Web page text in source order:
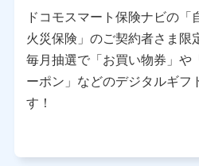
〒103-0013 東京都中央区日
バンネット日本橋ビル 3F
株式会社ドコモ・インシュアラ
個人情報の第三者提供につ
ドコモスマート保険ナビの「
火災保険」のご契約者さま限
毎月抽選で「お買い物券」や
ーポン」などのデジタルギフ
す！